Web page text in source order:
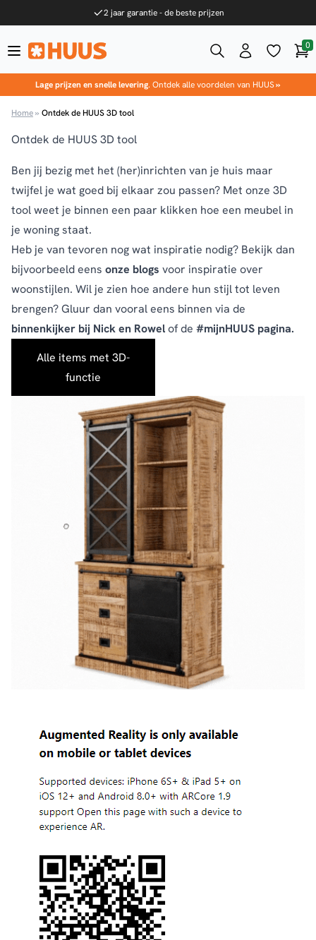
2 jaar garantie - de beste prijzen
0
Lage prijzen en snelle levering. Ontdek alle voordelen van HUUS»
Home» Ontdek de HUUS 3D tool
Ontdek de HUUS 3D tool
Ben jij bezig met het (her)inrichten van je huis maar
twijfel je wat goed bij elkaar zou passen? Met onze 3D
tool weet je binnen een paar klikken hoe een meubel in
je woning staat.
Heb je van tevoren nog wat inspiratie nodig? Bekijk dan
bijvoorbeeld eens onze blogs voor inspiratie over
woonstijlen. Wil je zien hoe andere hun stijl tot leven
brengen? Gluur dan vooral eens binnen via de
binnenkijker bij Nick en Rowelof de #mijnHUUS pagina.
Alle items met 3D-
functie